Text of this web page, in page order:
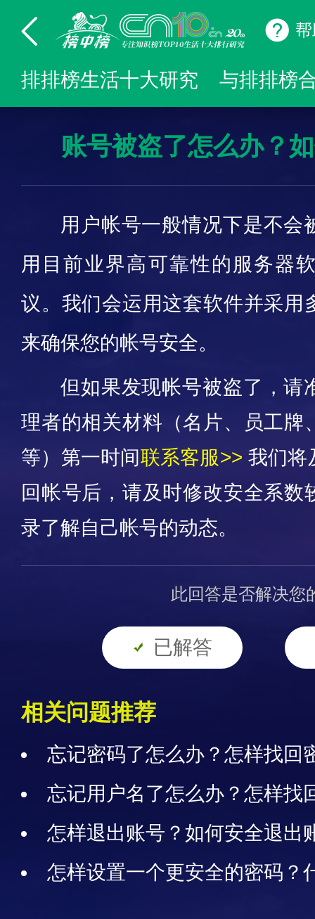
排排榜生活十大研究 与排排榜
账号被盗了怎么办？
用户帐号一般情况下是不会
用目前业界高可靠性的服务器
议。我们会运用这套软件并采用
来确保您的帐号安全。
但如果发现帐号被盗了，请
理者的相关材料（名片、员工牌
等）第一时间联系客服>> 我们将
回帐号后，请及时修改安全系数
录了解自己帐号的动态。
此回答是否解决您
已解答
相关问题推荐
忘记密码了怎么办？怎样找回
法
忘记用户名了怎么办？怎样找
怎样退出账号？如何安全退出
怎样设置一个更安全的密码？